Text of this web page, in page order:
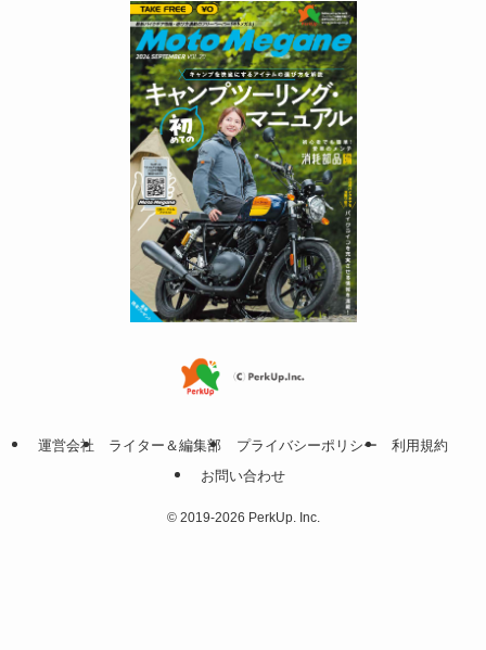
運営会社 ライター＆編集部 プライバシーポリシー
利用規約
お問い合わせ
©2019-2026 PerkUp. Inc.